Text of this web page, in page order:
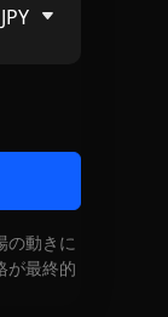
JPY
の動きに
が最終的